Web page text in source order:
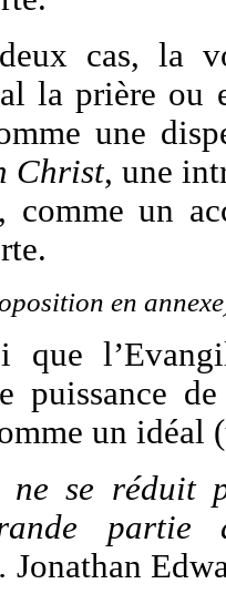
cas, la
la prière ou
une
Christ, une
comme un
en
que
puissance
un idéal
ne se réduit
partie
Jonathan